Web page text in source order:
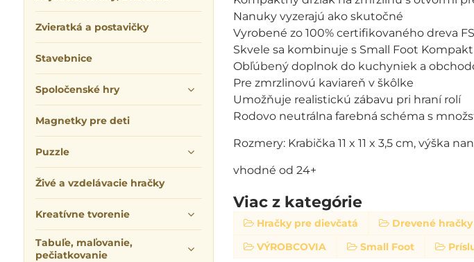
Nanuky vyzerajú ako skutočné
Vyrobené zo 100% certifikovaného dreva
Skvele sa kombinuje s Small Foot
Obľúbený doplnok do kuchyniek a
Pre zmrzlinovú kaviareň v škôlke
Umožňuje realistickú zábavu pri hraní rolí
Rodovo neutrálna farebná schéma s
Rozmery: Krabička 11 x 11 x 3,5 cm, výška
vhodné od 24+
Viac z kategórie
Hračky pre dievčatá Drevené hračky
VÝROBCOVIA
Small Foot
Zvieratká a postavičky
Stavebnice
Spoločenské hry
Magnetky pre deti
Puzzle
Živé a vzdelávacie hračky
Kreatívne tvorenie
Tabuľe, maľovanie,
pečiatkovanie